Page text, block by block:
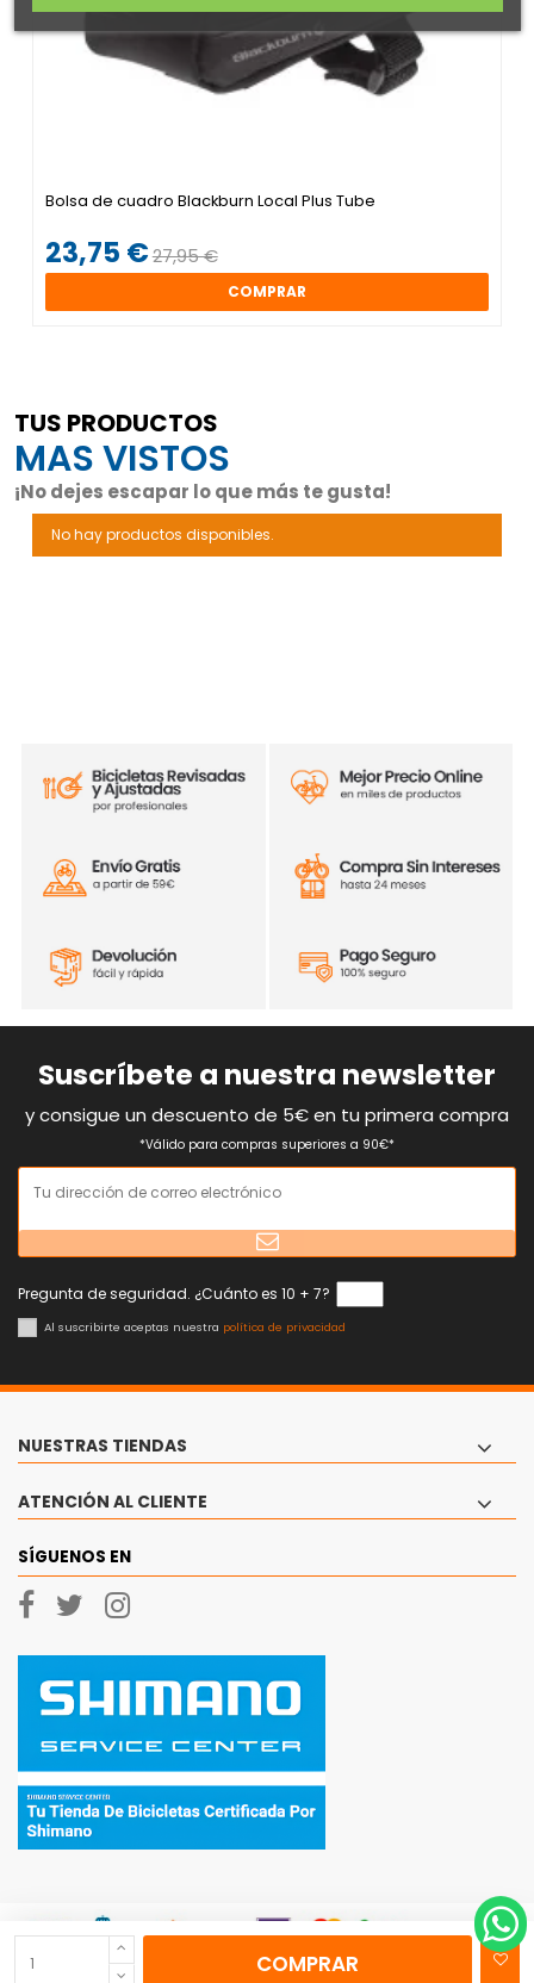
COMPRAR
Bolsa de cuadro Blackburn Local Plus Tube
23,75 €27,95 €
COMPRAR
TUS PRODUCTOS
MAS VISTOS
¡No dejes escapar lo que más te gusta!
No hay productos disponibles.
Suscríbete a nuestra newsletter
y consigue un descuento de 5€ en tu primera compra
*Válido para compras superiores a 90€*
Pregunta de seguridad. ¿Cuánto es 10 + 7?
Al suscribirte aceptas nuestra política de privacidad
NUESTRAS TIENDAS
ATENCIÓN AL CLIENTE
SÍGUENOS EN
© 2026 - Ciclos Currá, SL Todos los derechos reservados.
Politica